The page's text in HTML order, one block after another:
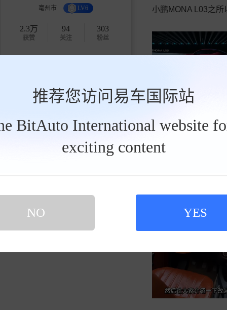
推荐您访问易车国际站
BitAuto International website
exciting content
NO YES
亳州市 LV6
2.3万
获赞
94
关注
303
粉丝
发私信
小鹏MONA L03之
五菱荣光v面包车改装